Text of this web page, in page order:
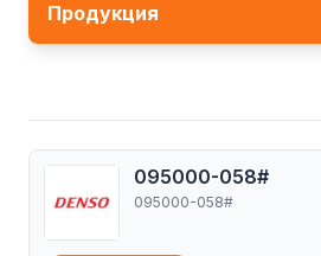
Продукция
095000-058#
095000-058#